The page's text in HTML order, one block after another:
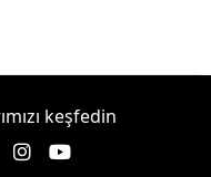
keşfedin